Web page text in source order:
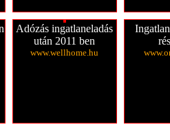
Adózás ingatlaneladás
után 2011 ben
www.wellhome.hu